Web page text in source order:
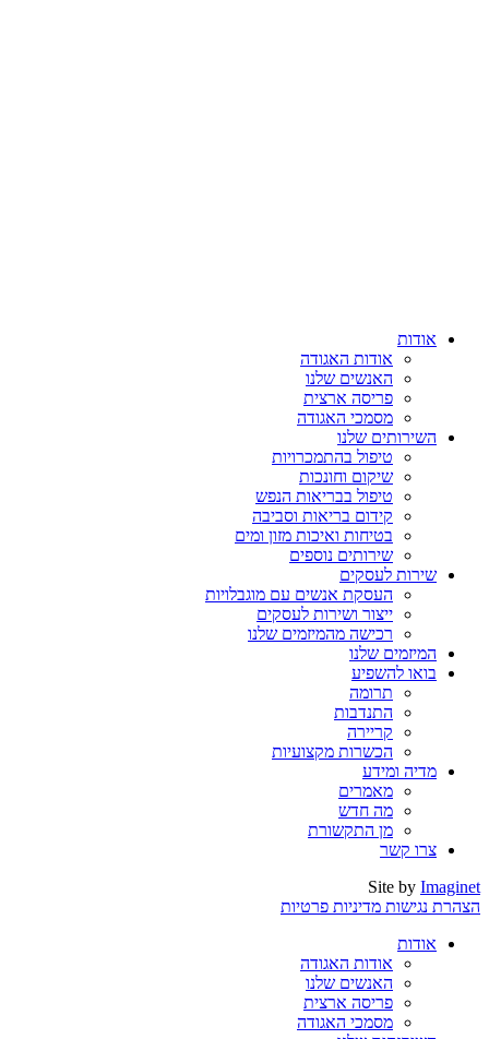
אודות
אודות האגודה
האנשים שלנו
פריסה ארצית
מסמכי האגודה
השירותים שלנו
טיפול בהתמכרויות
שיקום וחונכות
טיפול בבריאות הנפש
קידום בריאות וסביבה
בטיחות ואיכות מזון ומים
שירותים נוספים
שירות לעסקים
העסקת אנשים עם מוגבלויות
ייצור ושירות לעסקים
רכישה מהמיזמים שלנו
המיזמים שלנו
בואו להשפיע
תרומה
התנדבות
קריירה
הכשרות מקצועיות
מדיה ומידע
מאמרים
מה חדש
מן התקשורת
צרו קשר
Site by Imaginet
הצהרת נגישות מדיניות פרטיות
אודות
אודות האגודה
האנשים שלנו
פריסה ארצית
מסמכי האגודה